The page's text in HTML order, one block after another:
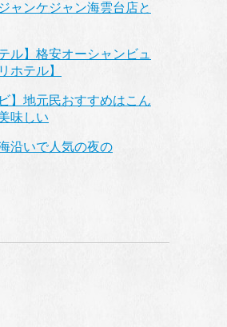
ャンケジャン海雲台店と
ル】格安オーシャンビュ
ホテル】
】地元民おすすめはこん
味しい
沿いで人気の夜の